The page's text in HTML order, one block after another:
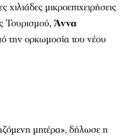
μικροεπιχειρήσεις
Τουρισμού,Άννα
την ορκωμοσία του νέου
μητέρα», δήλωσε η